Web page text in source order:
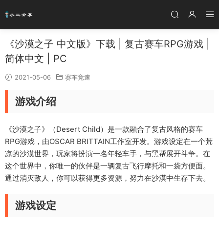
《沙漠之子 中文版》下载 | 复古赛车RPG游戏 |
简体中文 | PC
2021-05-06 赛车竞速
游戏介绍
《沙漠之子》（Desert Child）是一款融合了复古风格的赛车
RPG游戏，由OSCAR BRITTAIN工作室开发。游戏设定在一个荒
凉的沙漠世界，玩家将扮演一名年轻车手，与黑帮展开斗争。在
这个世界中，你唯一的伙伴是一辆复古飞行摩托和一袋方便面。
通过消灭敌人，你可以获得更多资源，努力在沙漠中生存下去。
游戏设定